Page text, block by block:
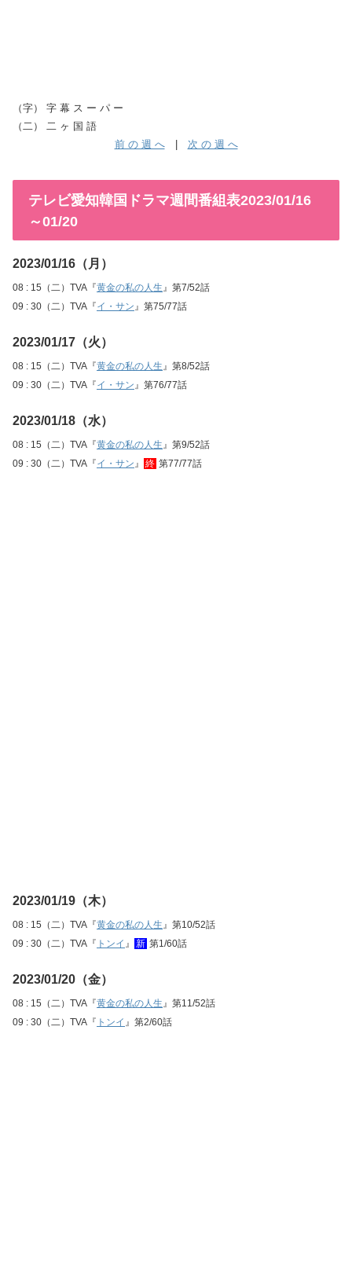
（字） 字 幕 ス ー パ ー
（二） 二 ヶ 国 語
前 の 週 へ| 次 の 週 へ
テレビ愛知韓国ドラマ週間番組表2023/01/16
～01/20
2023/01/16（月）
08 : 15（二）TVA『黄金の私の人生』第7/52話
09 : 30（二）TVA『イ・サン』第75/77話
2023/01/17（火）
08 : 15（二）TVA『黄金の私の人生』第8/52話
09 : 30（二）TVA『イ・サン』第76/77話
2023/01/18（水）
08 : 15（二）TVA『黄金の私の人生』第9/52話
09 : 30（二）TVA『イ・サン』 終 第77/77話
2023/01/19（木）
08 : 15（二）TVA『黄金の私の人生』第10/52話
09 : 30（二）TVA『 トンイ 』 新 第1/60話
2023/01/20（金）
08 : 15（二）TVA『黄金の私の人生』第11/52話
09 : 30（二）TVA『 トンイ 』第2/60話